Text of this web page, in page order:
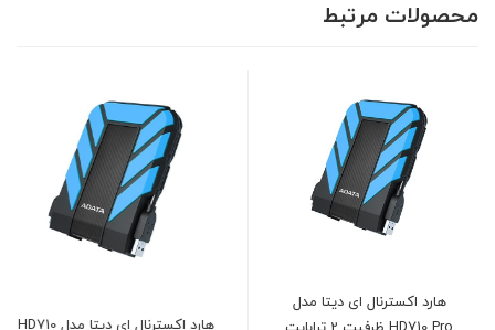
محصولات مرتبط
اکسترنال ای دیتا مدل